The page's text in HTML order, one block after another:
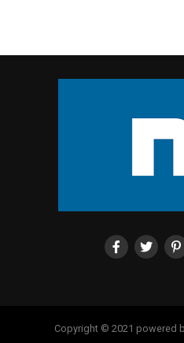
Copyright © 2021 powered